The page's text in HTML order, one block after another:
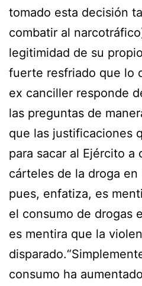
tomado esta decisión
combatir al
legitimidad de su
fuerte resfriado que lo
ex canciller responde
las preguntas de
que las justificaciones
para sacar al Ejército a
cárteles de la droga en
pues, enfatiza, es
el consumo de drogas
es mentira que la
consumo ha